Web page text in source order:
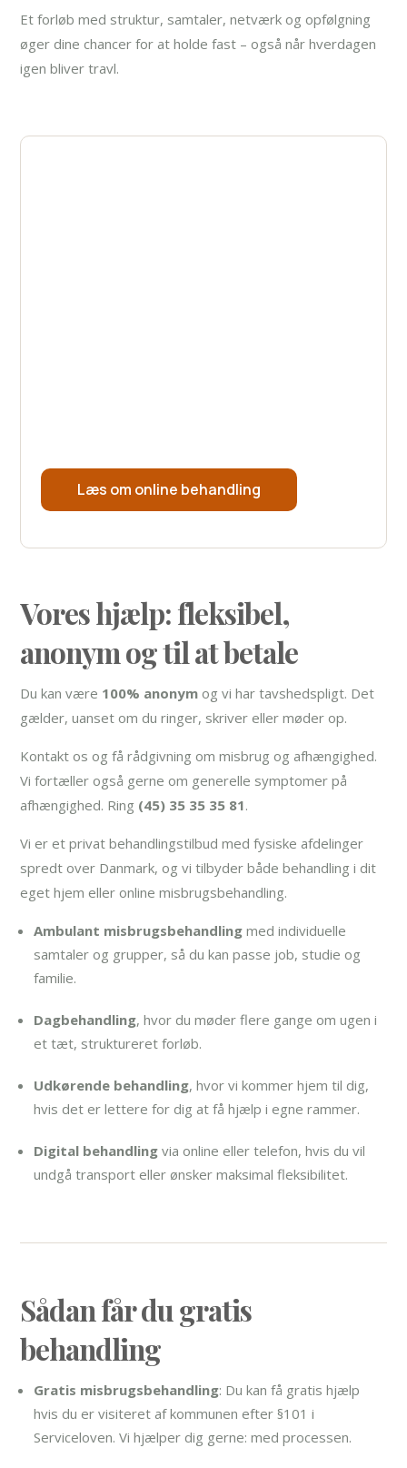
Et forløb med struktur, samtaler, netværk og opfølgning
øger dine chancer for at holde fast – også når hverdagen
igen bliver travl.
Læs om online behandling
Vores hjælp: fleksibel,
anonym og til at betale
Du kan være 100% anonym og vi har tavshedspligt. Det
gælder, uanset om du ringer, skriver eller møder op.
Kontakt os og få rådgivning om misbrug og afhængighed.
Vi fortæller også gerne om generelle symptomer på
afhængighed. Ring (45) 35 35 35 81.
Vi er et privat behandlingstilbud med fysiske afdelinger
spredt over Danmark, og vi tilbyder både behandling i dit
eget hjem eller online misbrugsbehandling.
Ambulant misbrugsbehandling med individuelle
samtaler og grupper, så du kan passe job, studie og
familie.
Dagbehandling, hvor du møder flere gange om ugen i
et tæt, struktureret forløb.
Udkørende behandling, hvor vi kommer hjem til dig,
hvis det er lettere for dig at få hjælp i egne rammer.
Digital behandling via online eller telefon, hvis du vil
undgå transport eller ønsker maksimal fleksibilitet.
Sådan får du gratis
behandling
Gratis misbrugsbehandling: Du kan få gratis hjælp
hvis du er visiteret af kommunen efter §101 i
Serviceloven. Vi hjælper dig gerne: med processen.